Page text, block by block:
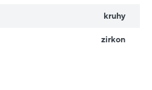
kruhy
zirkon